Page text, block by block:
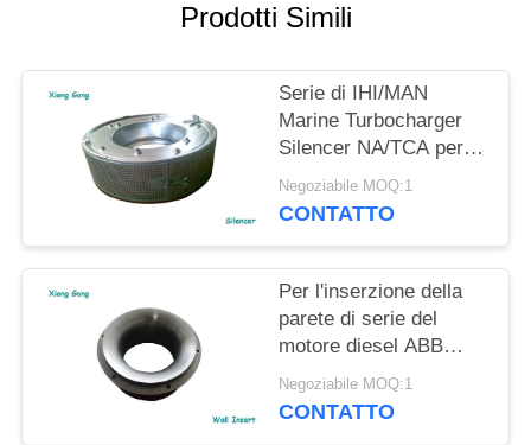
Prodotti Simili
Serie di IHI/MAN
Marine Turbocharger
Silencer NA/TCA per il
motore diesel della
nave
Negoziabile MOQ:1
CONTATTO
Per l'inserzione della
parete di serie del
motore diesel ABB
Marine Turbocharger
Parts VTC della nave
Negoziabile MOQ:1
CONTATTO